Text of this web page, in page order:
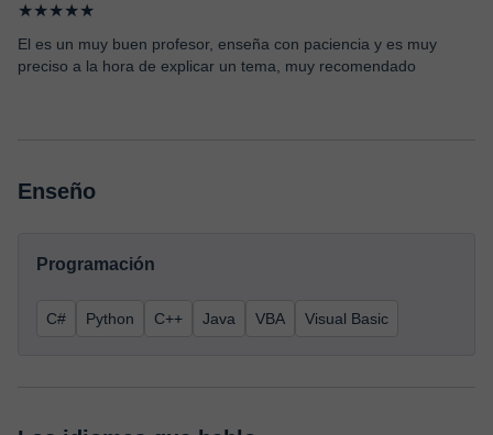
★★★★★
El es un muy buen profesor, enseña con paciencia y es muy
preciso a la hora de explicar un tema, muy recomendado
Enseño
Programación
C# Python C++ Java VBA Visual Basic